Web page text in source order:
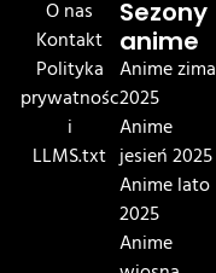
O nas
Kontakt
Polityka
prywatnośc
i
LLMS.txt
Sezony
anime
Anime zima
2025
Anime
jesień 2025
Anime lato
2025
Anime